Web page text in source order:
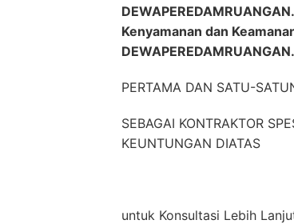
Kenyamanan dan
PERTAMA DAN SATU-
SEBAGAI KONTRAKTOR
KEUNTUNGAN DIATAS
untuk Konsultasi Lebih